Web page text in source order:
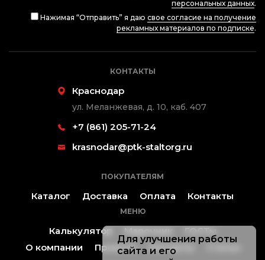
персональных данных.
Нажимая “Отправить” я даю свое согласие на получение
рекламных материалов по подписке.
КОНТАКТЫ
Краснодар
ул. Меланжевая, д. 10, каб. 407
+7 (861) 205-71-24
krasnodar@ptk-staltorg.ru
ПОКУПАТЕЛЯМ
Каталог Доставка Оплата Контакты
МЕНЮ
Калькулятор Марочник
ГОСТы
О компании
Проекты Контакты
Для улучшения работы
сайта и его